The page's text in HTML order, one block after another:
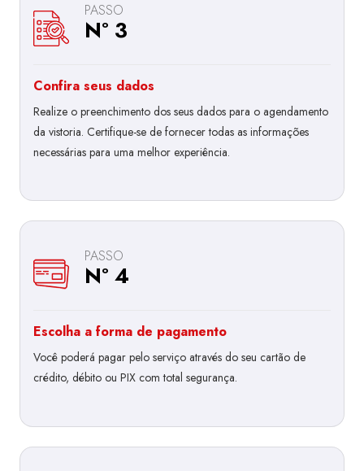
PASSO
Nº 3
Confira seus dados
Realize o preenchimento dos seus dados para o agendamento
da vistoria. Certifique-se de fornecer todas as informações
necessárias para uma melhor experiência.
PASSO
Nº 4
Escolha a forma de pagamento
Você poderá pagar pelo serviço através do seu cartão de
crédito, débito ou PIX com total segurança.